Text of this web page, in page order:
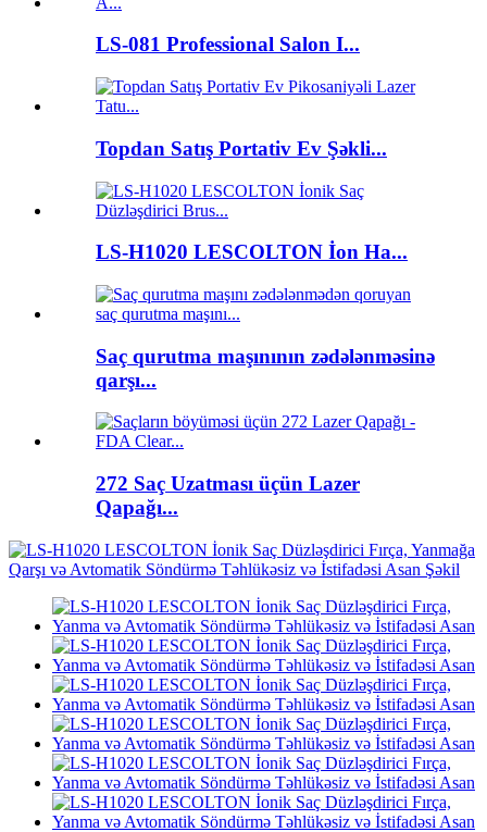
LS-081 Professional Salon I...
Topdan Satış Portativ Ev Şəkli...
LS-H1020 LESCOLTON İon Ha...
Saç qurutma maşınının zədələnməsinə
qarşı...
272 Saç Uzatması üçün Lazer
Qapağı...